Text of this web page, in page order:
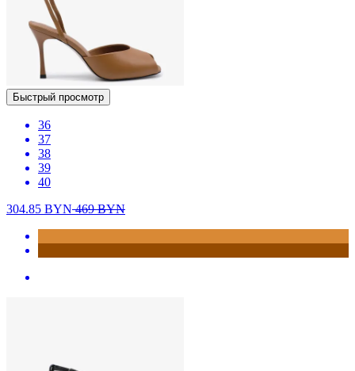
Быстрый просмотр
36
37
38
39
40
304.85 BYN469BYN